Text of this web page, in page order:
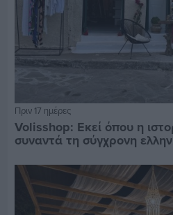
Πριν 17 ημέρες
Volisshop: Εκεί όπου η
συναντά τη σύγχρονη